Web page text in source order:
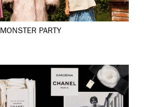
MONSTER PARTY